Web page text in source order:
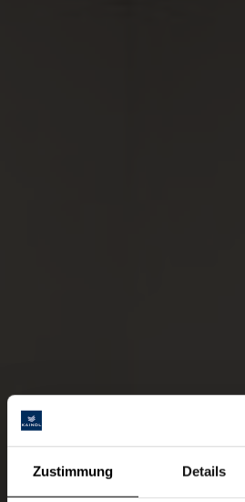
Zustimmung Details